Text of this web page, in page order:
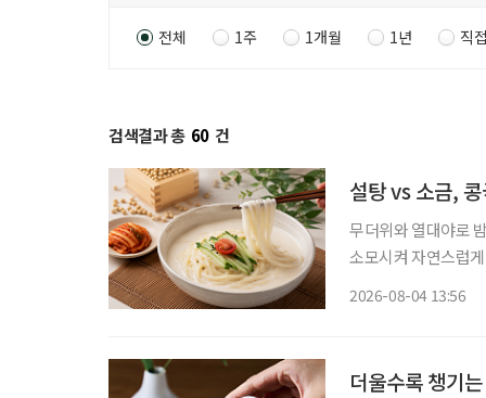
전체 1주 1개월 1년 직
검색결과 총 60 건
설탕 vs 소금,
무더위와 열대야로
소모시켜 자연스럽게 보양식을 찾게 만든
2026-08-04 13:56
더울수록 챙기